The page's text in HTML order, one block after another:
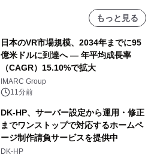
もっと見る
日本のVR市場規模、2034年までに95
億米ドルに到達へ ― 年平均成長率
（CAGR）15.10%で拡大
IMARC Group
11分前
DK-HP、サーバー設定から運用・修正
までワンストップで対応するホームペ
ージ制作請負サービスを提供中
DK-HP